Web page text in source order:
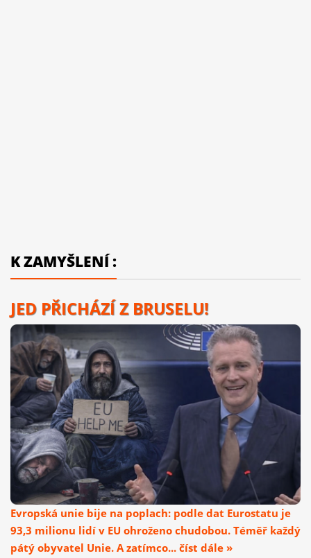
K ZAMYŠLENÍ :
JED PŘICHÁZÍ Z BRUSELU!
Evropská unie bije na poplach: podle dat Eurostatu je
93,3 milionu lidí v EU ohroženo chudobou. Téměř každý
pátý obyvatel Unie. A zatímco... číst dále »